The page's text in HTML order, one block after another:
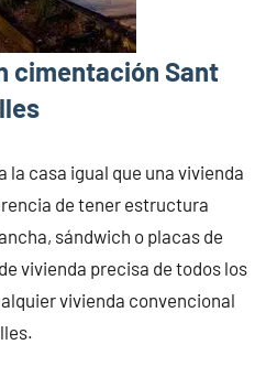
cimentación Sant
la casa igual que una vivienda
de tener estructura
sándwich o placas de
vivienda precisa de todos los
vivienda convencional